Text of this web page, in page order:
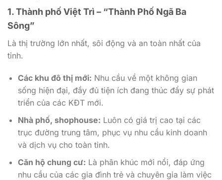
1. Thành phố Việt Trì – “Thành Phố Ngã Ba
Sông”
Là thị trường lớn nhất, sôi động và an toàn nhất của
tỉnh.
Các khu đô thị mới: Nhu cầu về một không gian
sống hiện đại, đầy đủ tiện ích đang thúc đẩy sự phát
triển của các KĐT mới.
Nhà phố, shophouse: Luôn có giá trị cao tại các
trục đường trung tâm, phục vụ nhu cầu kinh doanh
và dịch vụ cho toàn tỉnh.
Căn hộ chung cư: Là phân khúc mới nổi, đáp ứng
nhu cầu của các gia đình trẻ và chuyên gia làm việc